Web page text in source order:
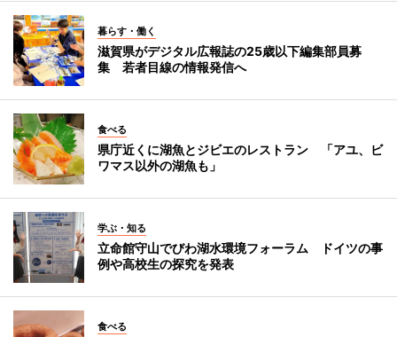
暮らす・働く
滋賀県がデジタル広報誌の25歳以下編集部員募
集 若者目線の情報発信へ
食べる
県庁近くに湖魚とジビエのレストラン 「アユ、ビ
ワマス以外の湖魚も」
学ぶ・知る
立命館守山でびわ湖水環境フォーラム ドイツの事
例や高校生の探究を発表
食べる